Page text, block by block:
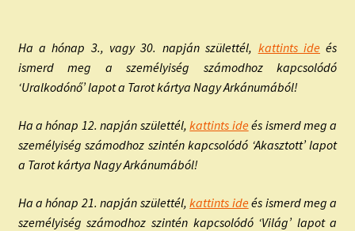
Ha a hónap 3., vagy 30. napján születtél, kattints ide és
ismerd meg a személyiség számodhoz kapcsolódó
‘Uralkodónő’ lapot a Tarot kártya Nagy Arkánumából!
Ha a hónap 12. napján születtél,kattints ide és ismerd meg a
személyiség számodhoz szintén kapcsolódó ‘Akasztott’ lapot
a Tarot kártya Nagy Arkánumából!
Ha a hónap 21. napján születtél,kattints ide és ismerd meg a
személyiség számodhoz szintén kapcsolódó ‘Világ’ lapot a